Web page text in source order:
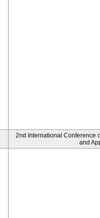
2nd International Conference
and